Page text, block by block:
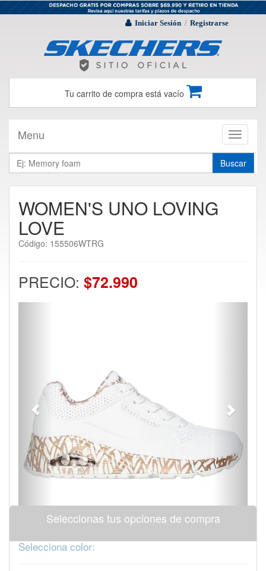
Iniciar Sesión / Registrarse
Tu carrito de compra está vacío
Toggle
Menu
Buscar
WOMEN'S UNO LOVING
LOVE
Código: 155506WTRG
PRECIO: $72.990
Seleccionas tus opciones de compra
Selecciona color: